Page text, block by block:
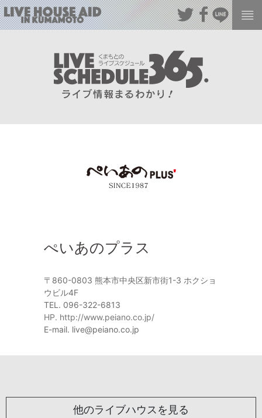
ぺいあのプラス
〒860-0803 熊本市中央区新市街1-3 ホクショ
ウビル4F
TEL. 096-322-6813
HP. http://www.peiano.co.jp/
E-mail. live@peiano.co.jp
他のライブハウスを見る